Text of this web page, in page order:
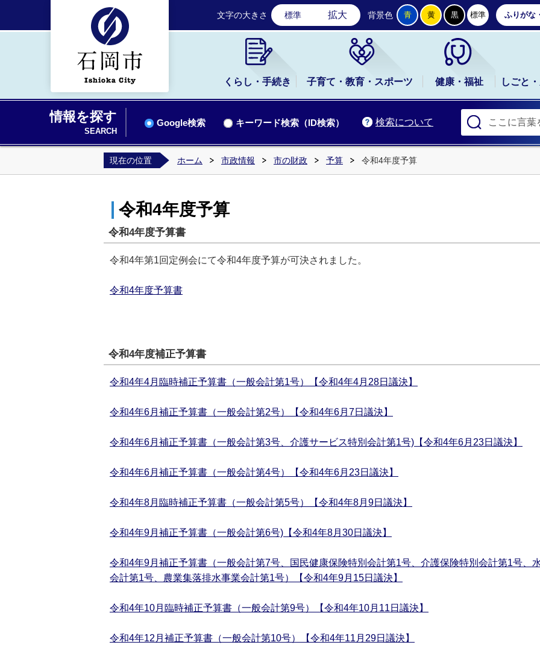
石岡市公式ホームページ
文字の大きさ 標準 拡大 背景色 青 黄 黒 標準 ふりがな
くらし・手続き 子育て・教育・スポーツ 健康・福祉 しごと
情報を探す
SEARCH
検索について
Google検索 キーワード検索（ID検索）
現在の位置 ホーム 市政情報 市の財政 予算 令和4年度予算
令和4年度予算
令和4年度予算書
令和4年第1回定例会にて令和4年度予算が可決されました。
令和4年度予算書
令和4年度補正予算書
令和4年4月臨時補正予算書（一般会計第1号）【令和4年4月28日議決】
令和4年6月補正予算書（一般会計第2号）【令和4年6月7日議決】
令和4年6月補正予算書（一般会計第3号、介護サービス特別会計第1号)【令和4年6月23日議決】
令和4年6月補正予算書（一般会計第4号）【令和4年6月23日議決】
令和4年8月臨時補正予算書（一般会計第5号）【令和4年8月9日議決】
令和4年9月補正予算書（一般会計第6号)【令和4年8月30日議決】
令和4年9月補正予算書（一般会計第7号、国民健康保険特別会計第1号、介護保険特別会計第1号、
会計第1号、農業集落排水事業会計第1号）【令和4年9月15日議決】
令和4年10月臨時補正予算書（一般会計第9号）【令和4年10月11日議決】
令和4年12月補正予算書（一般会計第10号）【令和4年11月29日議決】